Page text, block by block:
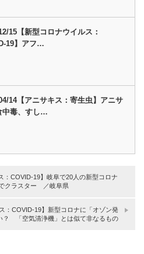
15【新型コロナウイルス：
19】アフ…
14【アニサキス：寄生虫】アニサ
中毒、すし…
：COVID-19】岐阜で20人の新型コロナ
クラスター ／岐阜県
：COVID-19】新型コロナに「オゾン発
？ 「空気清浄機」とは似て非なるもの